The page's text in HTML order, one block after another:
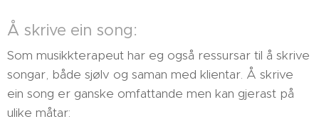
Å skrive ein song:
Som musikkterapeut har eg også ressursar til å skrive
songar, både sjølv og saman med klientar. Å skrive
ein song er ganske omfattande men kan gjerast på
ulike måtar: